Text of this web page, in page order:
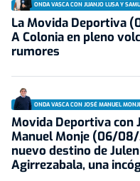
ONDA VASCA CON JUANJO LUSA Y
La Movida Deportiva
A Colonia en pleno
rumores
ONDA VASCA CON JOSÉ MANUEL
Movida Deportiva con
Manuel Monje (06/
nuevo destino de Julen
Agirrezabala, una